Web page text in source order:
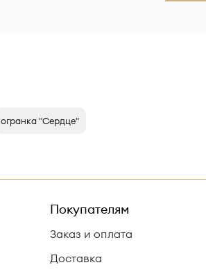
огранка "Сердце"
Покупателям
Заказ и оплата
Доставка